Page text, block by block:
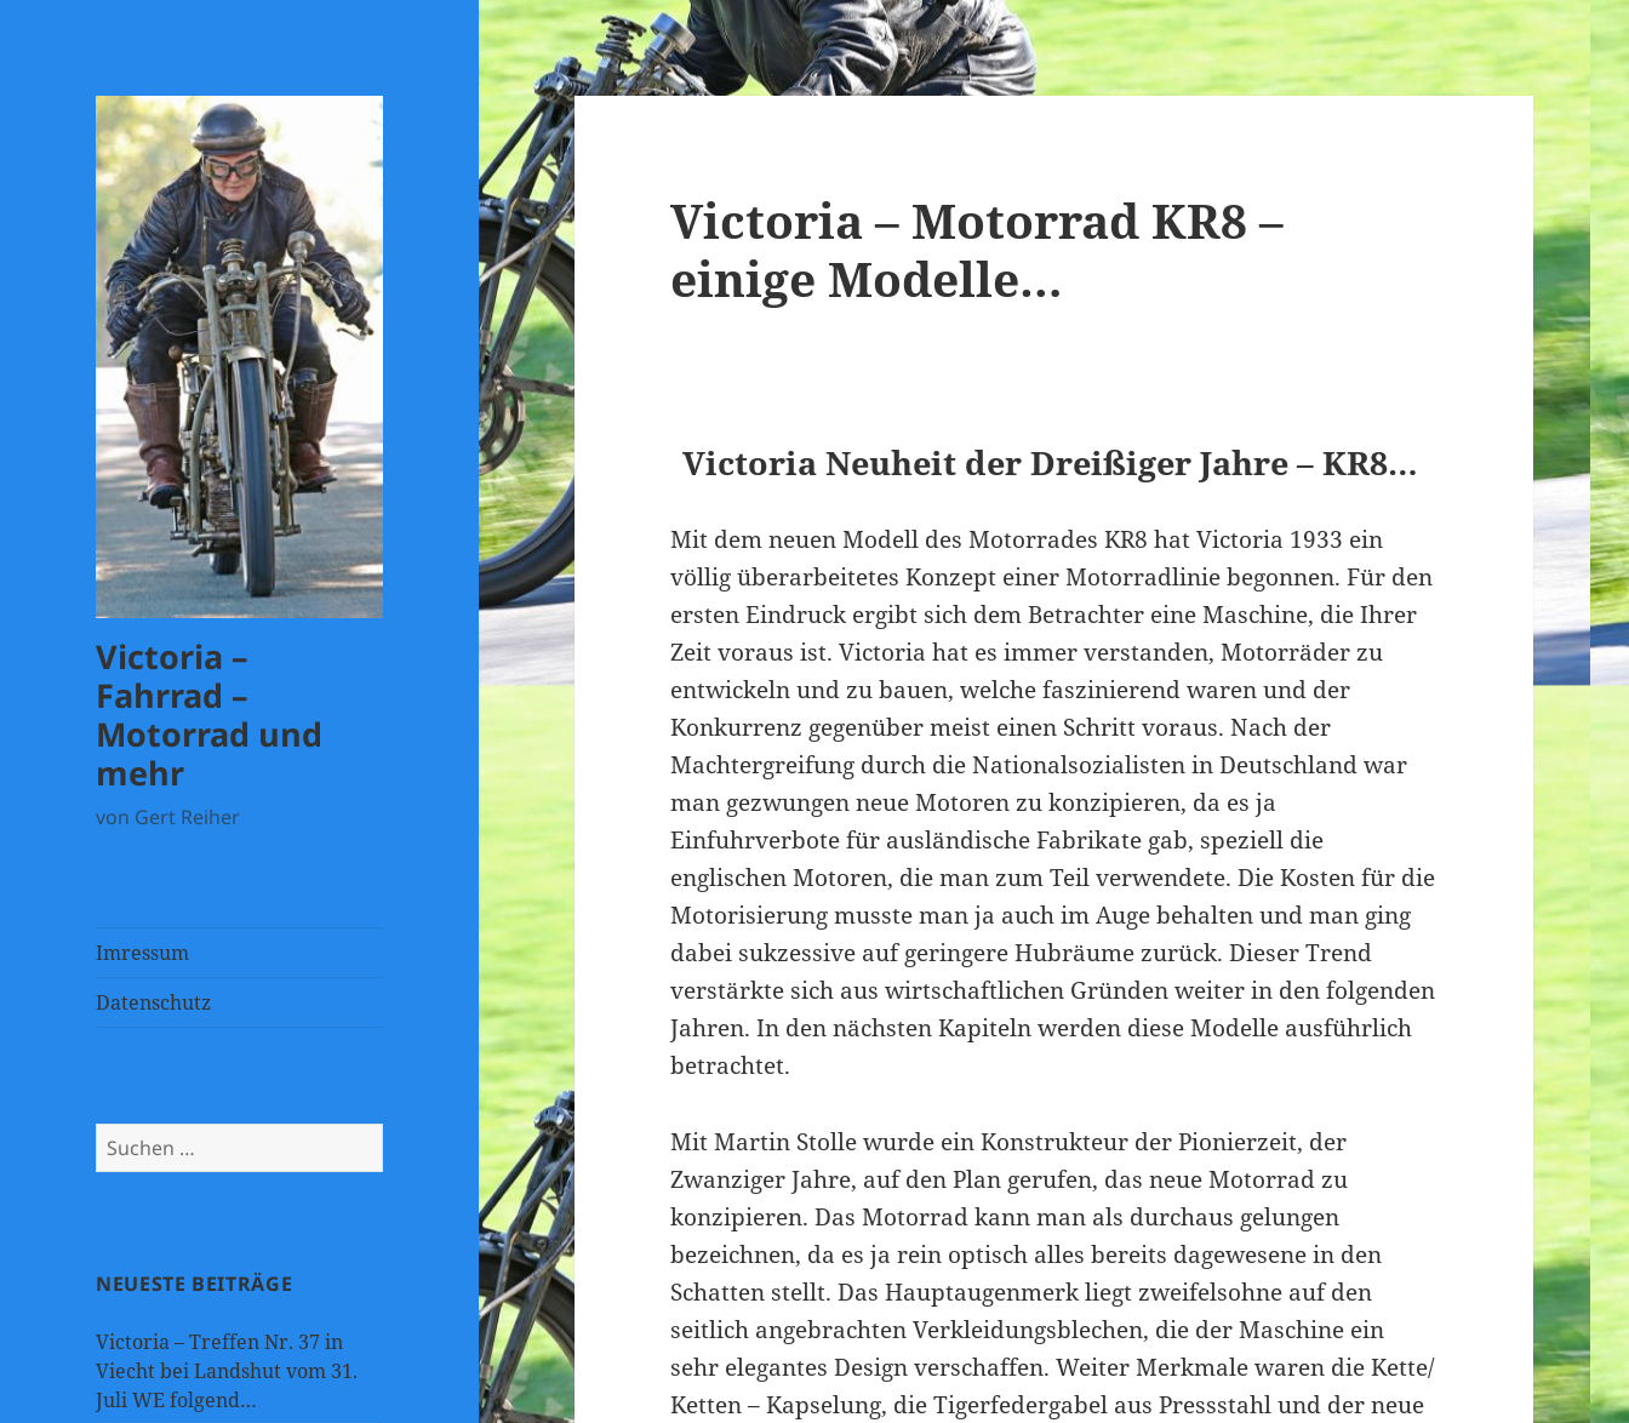
Victoria –
Fahrrad –
Motorrad und
mehr
von Gert Reiher
Imressum
Datenschutz
Suchen
nach:
NEUESTE BEITRÄGE
Victoria – Treffen Nr. 37 in
Viecht bei Landshut vom 31.
Juli WE folgend…
Victoria – Motorrad KR8 –
einige Modelle…
Victoria Neuheit der Dreißiger Jahre – KR8…
Mit dem neuen Modell des Motorrades KR8 hat Victoria 1933 ein
völlig überarbeitetes Konzept einer Motorradlinie begonnen. Für den
ersten Eindruck ergibt sich dem Betrachter eine Maschine, die Ihrer
Zeit voraus ist. Victoria hat es immer verstanden, Motorräder zu
entwickeln und zu bauen, welche faszinierend waren und der
Konkurrenz gegenüber meist einen Schritt voraus. Nach der
Machtergreifung durch die Nationalsozialisten in Deutschland war
man gezwungen neue Motoren zu konzipieren, da es ja
Einfuhrverbote für ausländische Fabrikate gab, speziell die
englischen Motoren, die man zum Teil verwendete. Die Kosten für die
Motorisierung musste man ja auch im Auge behalten und man ging
dabei sukzessive auf geringere Hubräume zurück. Dieser Trend
verstärkte sich aus wirtschaftlichen Gründen weiter in den folgenden
Jahren. In den nächsten Kapiteln werden diese Modelle ausführlich
betrachtet.
Mit Martin Stolle wurde ein Konstrukteur der Pionierzeit, der
Zwanziger Jahre, auf den Plan gerufen, das neue Motorrad zu
konzipieren. Das Motorrad kann man als durchaus gelungen
bezeichnen, da es ja rein optisch alles bereits dagewesene in den
Schatten stellt. Das Hauptaugenmerk liegt zweifelsohne auf den
seitlich angebrachten Verkleidungsblechen, die der Maschine ein
sehr elegantes Design verschaffen. Weiter Merkmale waren die Kette/
Ketten – Kapselung, die Tigerfedergabel aus Pressstahl und der neue